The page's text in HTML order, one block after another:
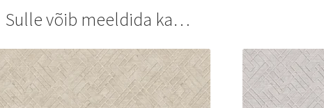
Sulle võib meeldida ka…